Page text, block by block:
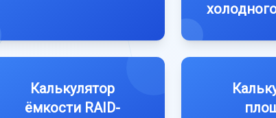
Калькулятор
ёмкости RAID-